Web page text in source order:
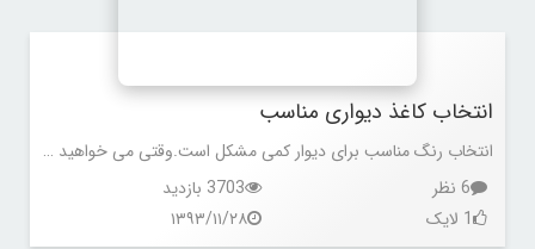
انتخاب کاغذ دیواری مناسب
انتخاب رنگ مناسب برای دیوار کمی مشکل است.وقتی می خواهید یک کاغذ دیواری انتخاب کنید، با طیف وسیعی از رنگ ها، طرح ها و بافت ها روبرو می شوید که باید از بین آن ها یکی را انتخاب کنید. کاغذ دیواری فضا را خیلی زیبا و خاص می کند. به هر حال اولین قدم برای دکوراسیون یک فضا، انتخاب کاغذ دیواری است.
6 نظر
3703 بازدید
1 لایک
۱۳۹۳/۱۱/۲۸